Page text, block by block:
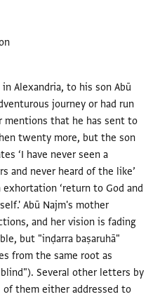
Alexandria, to his son Abū
journey or had run
mentions that he has sent to
twenty more, but the son
‘I have never seen a
and never heard of the like’
‘return to God and
Abū Najm's mother
and her vision is fading
but "inḍarra baṣaruhā"
from the same root as
Several other letters by
of them either addressed to